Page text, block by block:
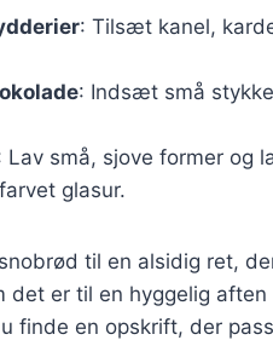
: Tilsæt kanel,
: Indsæt små
Lav små, sjove former og
glasur.
til en alsidig ret,
det er til en hyggelig
finde en opskrift, der